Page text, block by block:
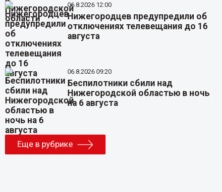
06.8.2026 12:00
Нижегородцев предупредили об
отключениях телевещания до 16
августа
06.8.2026 09:20
Беспилотники сбили над
Нижегородской областью в ночь
на 6 августа
Еще в рубрике